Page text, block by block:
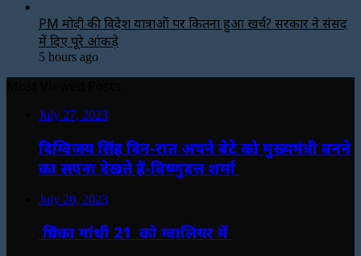
PM मोदी की विदेश यात्राओं पर कितना हुआ खर्च? सरकार ने संसद
में दिए पूरे आंकड़े
5 hours ago
July 27, 2023
दिग्विजय सिंह दिन-रात अपने बेटे को मुख्यमंत्री बनने
का सपना देखते हैं-विष्णुदत्त शर्मा
July 20, 2023
प्रियंका गांधी 21 को ग्वालियर में